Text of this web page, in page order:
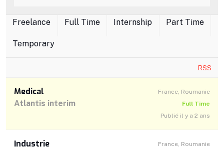
Freelance Full Time Internship Part Time
Temporary
RSS
Medical
Atlantis interim
France, Roumanie
Full Time
Publié il y a 2 ans
Industrie
France, Roumanie